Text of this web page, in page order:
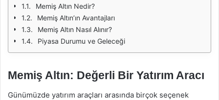
Memiş Altın Nedir?
Memiş Altın’ın Avantajları
Memiş Altın Nasıl Alınır?
Piyasa Durumu ve Geleceği
Memiş Altın: Değerli Bir Yatırım Aracı
Günümüzde yatırım araçları arasında birçok seçenek